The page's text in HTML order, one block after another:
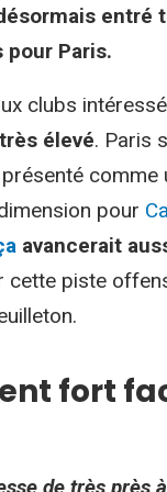
entré
Paris.
clubs
élevé. Paris
comme
pour
avancerait
cette piste
fort